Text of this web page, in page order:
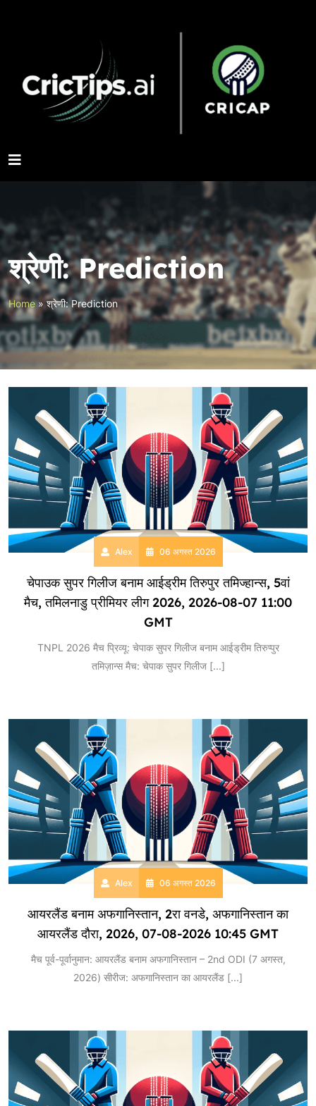
श्रेणी:Prediction
Home»श्रेणी: Prediction
Alex 06 अगस्त 2026
चेपाउक सुपर गिलीज बनाम आईड्रीम तिरुपुर तमिज्हान्स, 5वां
मैच, तमिलनाडु प्रीमियर लीग 2026, 2026-08-07 11:00
GMT
TNPL 2026 मैच प्रिव्यू: चेपाक सुपर गिलीज बनाम आईड्रीम तिरुप्पुर
तमिज़ान्स मैच: चेपाक सुपर गिलीज [...]
Alex 06 अगस्त 2026
आयरलैंड बनाम अफगानिस्तान, 2रा वनडे, अफगानिस्तान का
आयरलैंड दौरा, 2026, 07-08-2026 10:45 GMT
मैच पूर्व-पूर्वानुमान: आयरलैंड बनाम अफगानिस्तान – 2nd ODI (7 अगस्त,
2026) सीरीज: अफगानिस्तान का आयरलैंड [...]